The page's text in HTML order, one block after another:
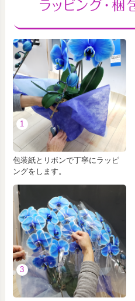
1
包装紙とリボンで丁寧にラッピ
ングをします。
3